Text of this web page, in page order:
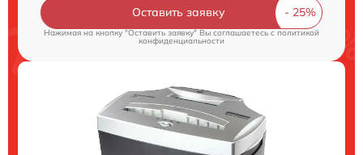
Оставить заявку
Нажимая на кнопку "Оставить заявку" Вы соглашаетесь c политикой
конфиденциальности